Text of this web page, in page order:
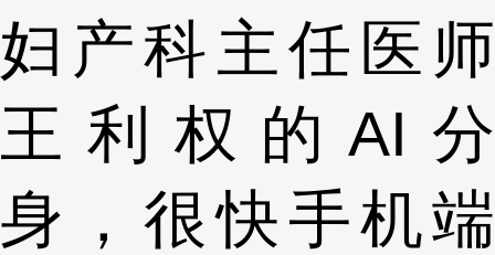
妇产科主任医师
王利权的AI分
身，很快手机端